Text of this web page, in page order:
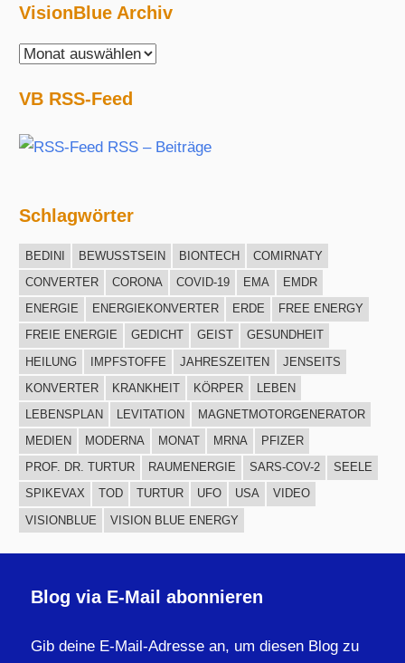
VisionBlue Archiv
VisionBlue
VB RSS-Feed
RSS – Beiträge
Schlagwörter
BEDINI BEWUSSTSEIN BIONTECH
COMIRNATY
CONVERTER
CORONA COVID-19 EMA
EMDR
ENERGIE
ENERGIEKONVERTER ERDE
FREE ENERGY
FREIE ENERGIE
GEDICHT GEIST
GESUNDHEIT
HEILUNG
IMPFSTOFFE JAHRESZEITEN
JENSEITS
KONVERTER
KRANKHEIT KÖRPER
LEBEN
LEBENSPLAN
LEVITATION
MAGNETMOTORGENERATOR
MEDIEN
MODERNA MONAT MRNA
PFIZER
PROF. DR. TURTUR
RAUMENERGIE SARS-COV-2
SEELE
SPIKEVAX
TOD TURTUR UFO USA
VIDEO
VISIONBLUE
VISION BLUE ENERGY
Blog via E-Mail abonnieren
Gib deine E-Mail-Adresse an, um diesen Blog zu